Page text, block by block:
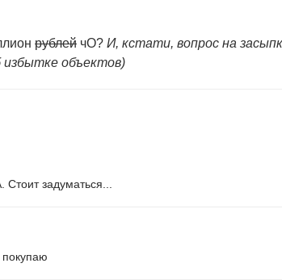
рублей чО? И, кстати, вопрос на
объектов)
задуматься...
покупаю